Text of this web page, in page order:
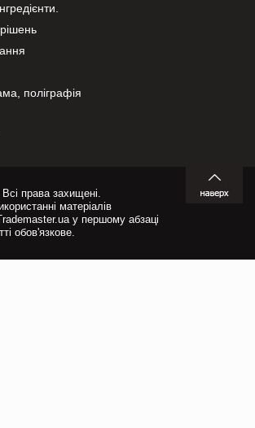
поліграфія
права захищені.
матеріалів
у першому абзаці
обов'язкове.